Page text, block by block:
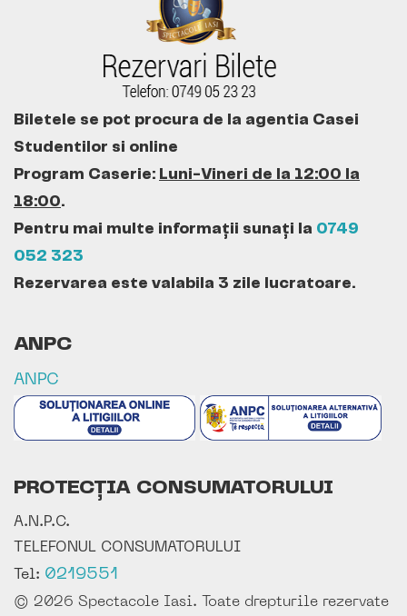
Biletele se pot procura de la agentia Casei
Studentilor si online
Program Caserie: Luni-Vineri de la 12:00 la
18:00.
Pentru mai multe informații sunați la 0749
052 323
Rezervarea este valabila 3 zile lucratoare.
ANPC
ANPC
PROTECȚIA CONSUMATORULUI
A.N.P.C.
TELEFONUL CONSUMATORULUI
Tel: 0219551
© 2026 Spectacole Iasi. Toate drepturile rezervate